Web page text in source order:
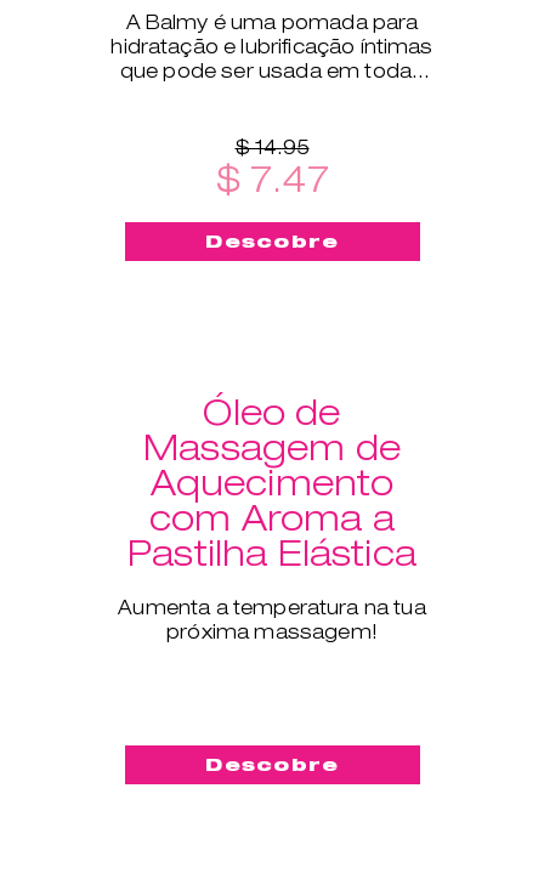
A Balmy é uma pomada para
hidratação e lubrificação íntimas
que pode ser usada em todas
$ 14.95
$ 7.47
Descobre
Óleo de
Massagem de
Aquecimento
com Aroma a
Pastilha Elástica
Aumenta a temperatura na tua
próxima massagem!
Descobre